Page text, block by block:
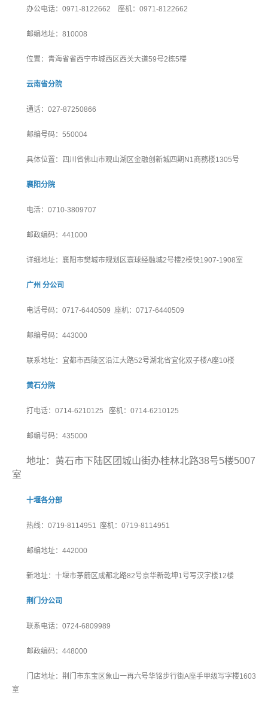
办公电话：0971-8122662 座机：0971-8122662
邮编地址：810008
位置：青海省省西宁市城西区西关大道59号2栋5楼
云南省分院
通话：027-87250866
邮编号码：550004
具体位置：四川省佛山市观山湖区金融创新城四期N1商務楼1305号
襄阳分院
电活：0710-3809707
邮政编码：441000
详细地址：襄阳市樊城市规划区寰球经融城2号楼2模快1907-1908室
广州 分公司
电话号码：0717-6440509 座机：0717-6440509
邮编号码：443000
联系地址：宜都市西陵区沿江大路52号湖北省宜化双子楼A座10楼
黄石分院
打电话：0714-6210125 座机：0714-6210125
邮编号码：435000
地址： 黄石市下陆区 团城山街办桂林北路38号5楼5007
室
十堰各分部
热线：0719-8114951 座机：0719-8114951
邮编地址：442000
新地址：十堰市茅箭区成都北路82号京华新乾坤1号写汉字楼12楼
荆门分公司
联系电话：0724-6809989
邮政编码：448000
门店地址：荆门市东宝区象山一再六号华铭步行街A座手甲级写字楼1603
室